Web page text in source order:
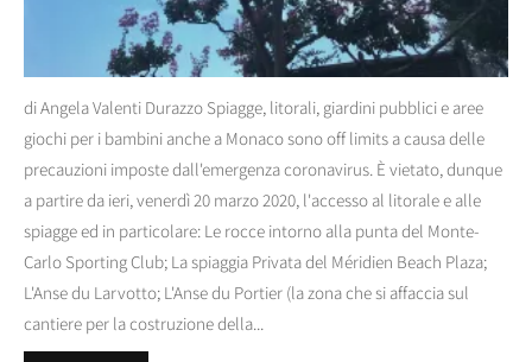
di Angela Valenti Durazzo Spiagge, litorali, giardini pubblici e aree
giochi per i bambini anche a Monaco sono off limits a causa delle
precauzioni imposte dall'emergenza coronavirus. È vietato, dunque
a partire da ieri, venerdì 20 marzo 2020, l'accesso al litorale e alle
spiagge ed in particolare: Le rocce intorno alla punta del Monte-
Carlo Sporting Club; La spiaggia Privata del Méridien Beach Plaza;
L'Anse du Larvotto; L'Anse du Portier (la zona che si affaccia sul
cantiere per la costruzione della...